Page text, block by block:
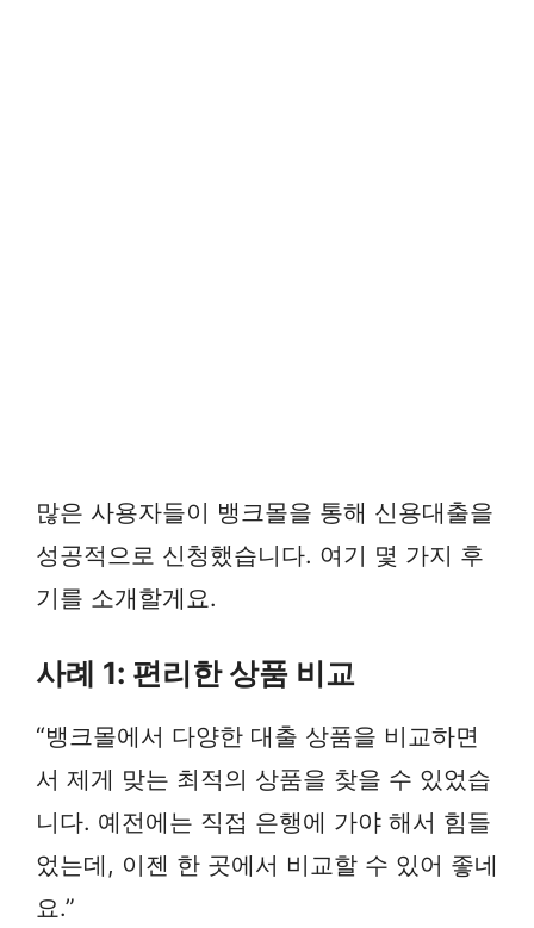
많은 사용자들이 뱅크몰을 통해 신용대출을
성공적으로 신청했습니다. 여기 몇 가지 후
기를 소개할게요.
사례 1: 편리한 상품 비교
“뱅크몰에서 다양한 대출 상품을 비교하면
서 제게 맞는 최적의 상품을 찾을 수 있었습
니다. 예전에는 직접 은행에 가야 해서 힘들
었는데, 이젠 한 곳에서 비교할 수 있어 좋네
요.”